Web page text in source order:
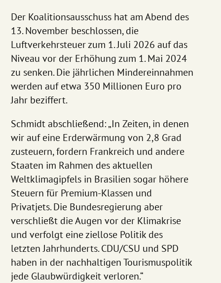
Der Koalitionsausschuss hat am Abend des
13. November beschlossen, die
Luftverkehrsteuer zum 1. Juli 2026 auf das
Niveau vor der Erhöhung zum 1. Mai 2024
zu senken. Die jährlichen Mindereinnahmen
werden auf etwa 350 Millionen Euro pro
Jahr beziffert.
Schmidt abschließend: „In Zeiten, in denen
wir auf eine Erderwärmung von 2,8 Grad
zusteuern, fordern Frankreich und andere
Staaten im Rahmen des aktuellen
Weltklimagipfels in Brasilien sogar höhere
Steuern für Premium-Klassen und
Privatjets. Die Bundesregierung aber
verschließt die Augen vor der Klimakrise
und verfolgt eine ziellose Politik des
letzten Jahrhunderts. CDU/CSU und SPD
haben in der nachhaltigen Tourismuspolitik
jede Glaubwürdigkeit verloren.“